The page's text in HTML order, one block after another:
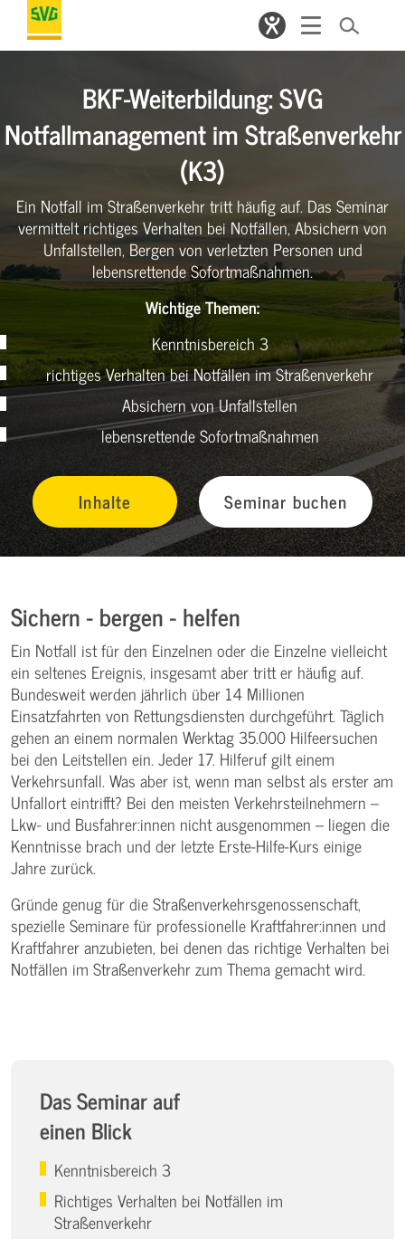
BKF-Weiterbildung: SVG
Notfallmanagement im Straßenverkehr
(K3)
Ein Notfall im Straßenverkehr tritt häufig auf. Das Seminar
vermittelt richtiges Verhalten bei Notfällen, Absichern von
Unfallstellen, Bergen von verletzten Personen und
lebensrettende Sofortmaßnahmen.
Wichtige Themen:
Kenntnisbereich 3
richtiges Verhalten bei Notfällen im Straßenverkehr
Absichern von Unfallstellen
lebensrettende Sofortmaßnahmen
Inhalte Seminar buchen
Sichern - bergen - helfen
Ein Notfall ist für den Einzelnen oder die Einzelne vielleicht
ein seltenes Ereignis, insgesamt aber tritt er häufig auf.
Bundesweit werden jährlich über 14 Millionen
Einsatzfahrten von Rettungsdiensten durchgeführt. Täglich
gehen an einem normalen Werktag 35.000 Hilfeersuchen
bei den Leitstellen ein. Jeder 17. Hilferuf gilt einem
Verkehrsunfall. Was aber ist, wenn man selbst als erster am
Unfallort eintrifft? Bei den meisten Verkehrsteilnehmern –
Lkw- und Busfahrer:innen nicht ausgenommen – liegen die
Kenntnisse brach und der letzte Erste-Hilfe-Kurs einige
Jahre zurück.
Gründe genug für die Straßenverkehrsgenossenschaft,
spezielle Seminare für professionelle Kraftfahrer:innen und
Kraftfahrer anzubieten, bei denen das richtige Verhalten bei
Notfällen im Straßenverkehr zum Thema gemacht wird.
Das Seminar auf
einen Blick
Kenntnisbereich 3
Richtiges Verhalten bei Notfällen im
Straßenverkehr